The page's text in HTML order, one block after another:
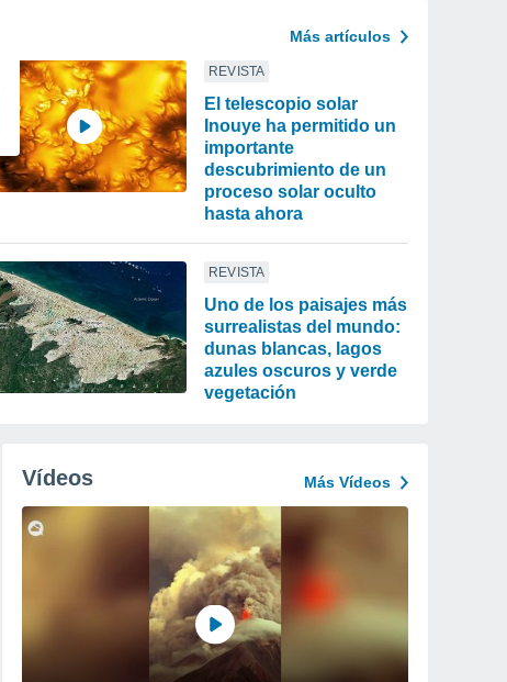
Más artículos
REVISTA
El telescopio solar
Inouye ha permitido un
importante
descubrimiento de un
proceso solar oculto
hasta ahora
REVISTA
Uno de los paisajes más
surrealistas del mundo:
dunas blancas, lagos
azules oscuros y verde
vegetación
Vídeos Más Vídeos